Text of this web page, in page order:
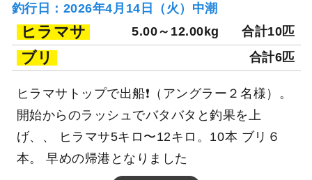
釣行日：2026年4月14日（火）中潮
ヒラマサ 5.00～12.00kg 合計10匹
ブリ 合計6匹
ヒラマサトップで出船❗️（アングラー２名様）。
開始からのラッシュでバタバタと釣果を上
げ、、 ヒラマサ5キロ〜12キロ。10本 ブリ６
本。 早めの帰港となりました